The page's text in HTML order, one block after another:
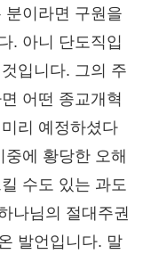
분이라면 구원을
. 아니 단도직입
입니다. 그의 주
어떤 종교개혁
리 예정하셨다
에 황당한 오해
수도 있는 과도
나님의 절대주권
발언입니다. 말